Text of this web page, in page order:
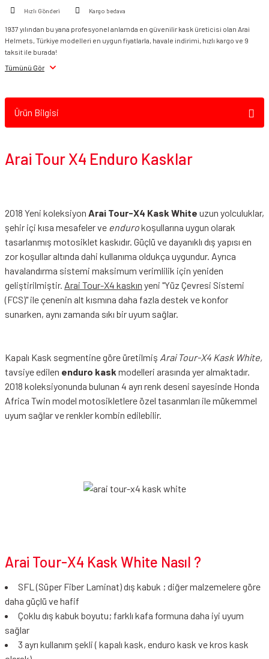
Hızlı Gönderi Kargo bedava
1937 yılından bu yana profesyonel anlamda en güvenilir kask üreticisi olan Arai
Helmets, Türkiye modelleri en uygun fiyatlarla, havale indirimi, hızlı kargo ve 9
taksit ile burada!
Tümünü Gör
Ürün Bilgisi
Arai Tour X4 Enduro Kasklar
2018 Yeni koleksiyon Arai Tour-X4 Kask White uzun yolculuklar,
şehir içi kısa mesafeler ve endurokoşullarına uygun olarak
tasarlanmış motosiklet kaskıdır. Güçlü ve dayanıklı dış yapısı en
zor koşullar altında dahi kullanıma oldukça uygundur. Ayrıca
havalandırma sistemi maksimum verimlilik için yeniden
geliştirilmiştir. Arai Tour-X4 kaskın yeni "Yüz Çevresi Sistemi
(FCS)" ile çenenin alt kısmına daha fazla destek ve konfor
sunarken, aynı zamanda sıkı bir uyum sağlar.
Kapalı Kask segmentine göre üretilmiş Arai Tour-X4 Kask White,
tavsiye edilen enduro kask modelleri arasında yer almaktadır.
2018 koleksiyonunda bulunan 4 ayrı renk deseni sayesinde Honda
Africa Twin model motosikletlere özel tasarımları ile mükemmel
uyum sağlar ve renkler kombin edilebilir.
Arai Tour-X4 Kask White Nasıl ?
SFL (Süper Fiber Laminat) dış kabuk ; diğer malzemelere göre
daha güçlü ve hafif
Çoklu dış kabuk boyutu; farklı kafa formuna daha iyi uyum
sağlar
3 ayrı kullanım şekli ( kapalı kask, enduro kask ve kros kask